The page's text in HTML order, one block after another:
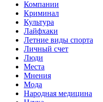
Компании
Криминал
Культура
Лайфхаки
Летние виды спорта
Личный счет
Люди
Места
Мнения
Мода
Народная медицина